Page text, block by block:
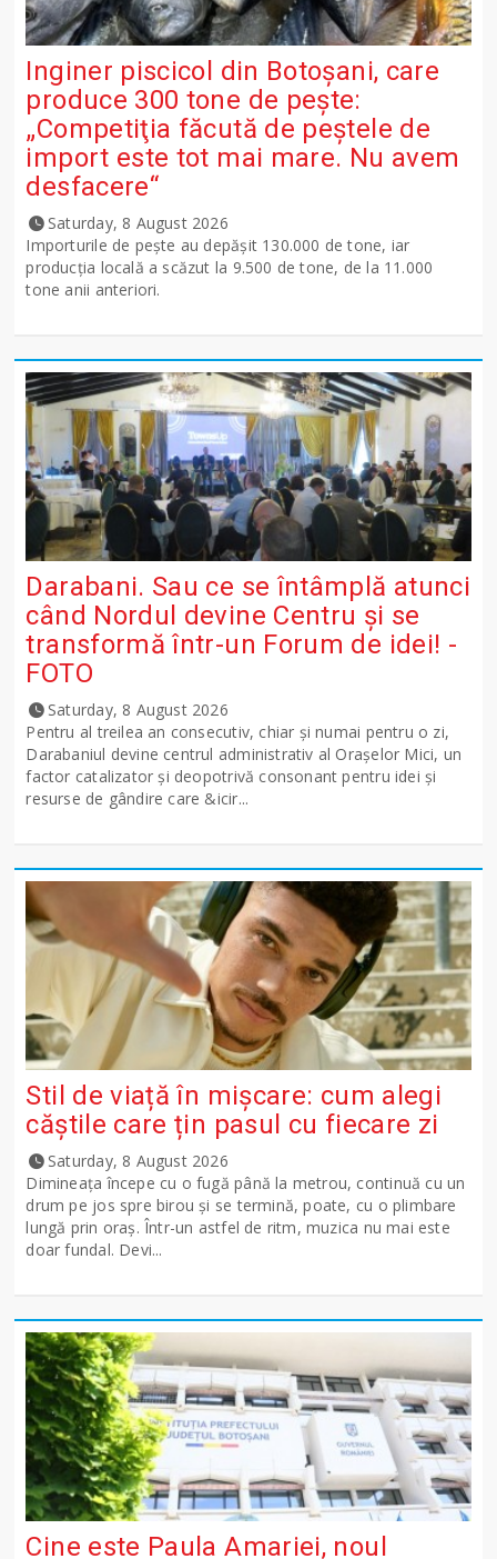
Inginer piscicol din Botoşani, care
produce 300 tone de peşte:
„Competiţia făcută de peştele de
import este tot mai mare. Nu avem
desfacere“
Saturday, 8 August 2026
Importurile de peşte au depăşit 130.000 de tone, iar
producţia locală a scăzut la 9.500 de tone, de la 11.000
tone anii anteriori.
Darabani. Sau ce se întâmplă atunci
când Nordul devine Centru și se
transformă într-un Forum de idei! -
FOTO
Saturday, 8 August 2026
Pentru al treilea an consecutiv, chiar și numai pentru o zi,
Darabaniul devine centrul administrativ al Orașelor Mici, un
factor catalizator și deopotrivă consonant pentru idei și
resurse de gândire care &icir...
Stil de viață în mișcare: cum alegi
căștile care țin pasul cu fiecare zi
Saturday, 8 August 2026
Dimineața începe cu o fugă până la metrou, continuă cu un
drum pe jos spre birou și se termină, poate, cu o plimbare
lungă prin oraș. Într-un astfel de ritm, muzica nu mai este
doar fundal. Devi...
Cine este Paula Amariei, noul